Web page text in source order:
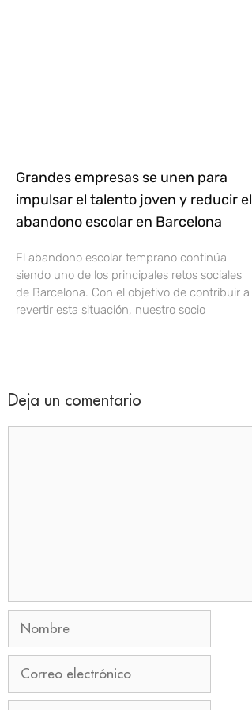
Grandes empresas se unen para
impulsar el talento joven y reducir el
abandono escolar en Barcelona
El abandono escolar temprano continúa
siendo uno de los principales retos sociales
de Barcelona. Con el objetivo de contribuir a
revertir esta situación, nuestro socio
Deja un comentario